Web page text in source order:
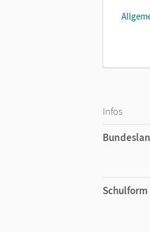
Infos
Schulform